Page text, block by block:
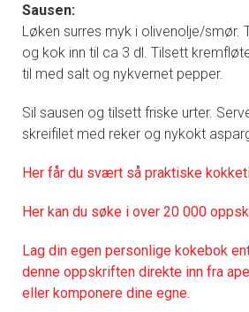
Sausen:
Løken surres myk i olivenolje/smør.
og kok inn til ca 3 dl. Tilsett
til med salt og nykvernet pepper.
Sil sausen og tilsett friske urter.
skreifilet med reker og nykokt
Her får du svært så praktiske
Her kan du søke i over 20 000
Lag din egen personlige kokebok
denne oppskriften direkte inn fra
eller komponere dine egne.